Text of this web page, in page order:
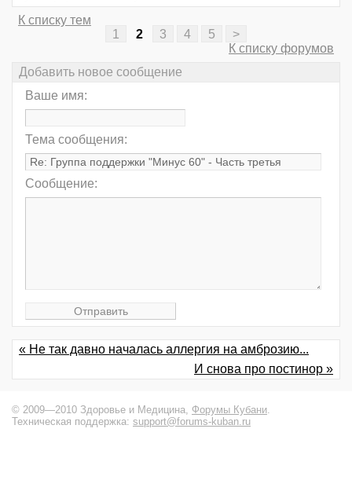
К списку тем
1
2 3 4 5
>
К списку форумов
Добавить новое сообщение
Ваше имя:
Тема сообщения:
Сообщение:
« Не так давно началась аллергия на амброзию...
И снова про постинор »
© 2009—2010 Здоровье и Медицина, Форумы Кубани.
Техническая поддержка: support@forums-kuban.ru